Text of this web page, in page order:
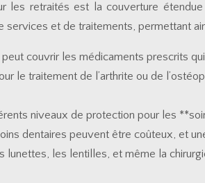
les retraités est la couverture
et de traitements, permettant
couvrir les médicaments prescrits
le traitement de l’arthrite ou de
niveaux de protection pour les
dentaires peuvent être coûteux, et
lunettes, les lentilles, et même la